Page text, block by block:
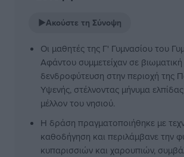
▶Ακούστε τη Σύνοψη
Οι μαθητές της Γ' Γυμνασίου του
Αφάντου συμμετείχαν σε βιωματική
δενδροφύτευση στην περιοχή της
Υψενής, στέλνοντας μήνυμα
μέλλον του νησιού.
Η δράση πραγματοποιήθηκε με
καθοδήγηση και περιλάμβανε την
κυπαρισσιών και χαρουπιών,